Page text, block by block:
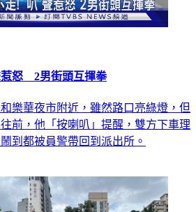
惹怒 2男街頭互揮拳
樂華夜市附近，雖然路口亮綠燈，但
前，他「按喇叭」提醒，雙方下車理
到都被員警帶回到派出所。